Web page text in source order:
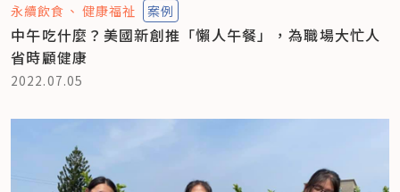
永續飲食 健康福祉 案例
中午吃什麼？美國新創推「懶人午餐」，為職場大忙人
省時顧健康
2022.07.05